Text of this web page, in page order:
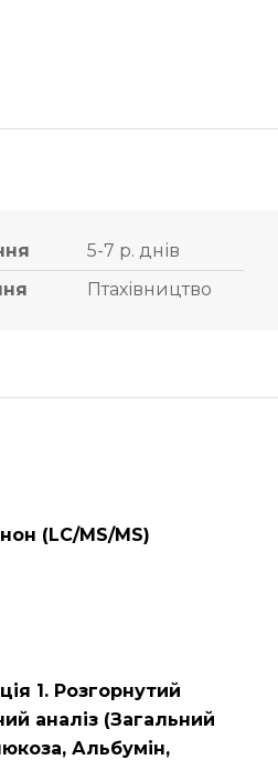
5-7 р. днів
Птахівництво
(LC/MS/MS)
1. Розгорнутий
аналіз (Загальний
Альбумін,